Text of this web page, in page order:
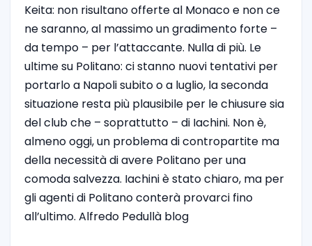
Keita: non risultano offerte al Monaco e non ce
ne saranno, al massimo un gradimento forte –
da tempo – per l’attaccante. Nulla di più. Le
ultime su Politano: ci stanno nuovi tentativi per
portarlo a Napoli subito o a luglio, la seconda
situazione resta più plausibile per le chiusure sia
del club che – soprattutto – di Iachini. Non è,
almeno oggi, un problema di contropartite ma
della necessità di avere Politano per una
comoda salvezza. Iachini è stato chiaro, ma per
gli agenti di Politano conterà provarci fino
all’ultimo. Alfredo Pedullà blog